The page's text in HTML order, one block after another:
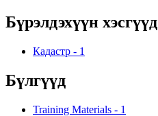
Бүрэлдэхүүн хэсгүүд
Кадастр - 1
Бүлгүүд
Training Materials - 1